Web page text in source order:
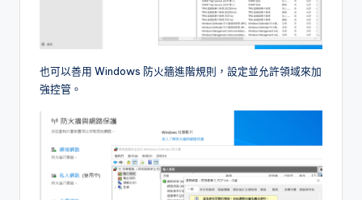
也可以善用 Windows 防火牆進階規則，設定並允許領域來加
強控管。